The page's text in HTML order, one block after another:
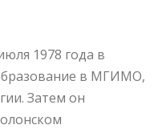
1978 года в
в МГИМО,
Затем он